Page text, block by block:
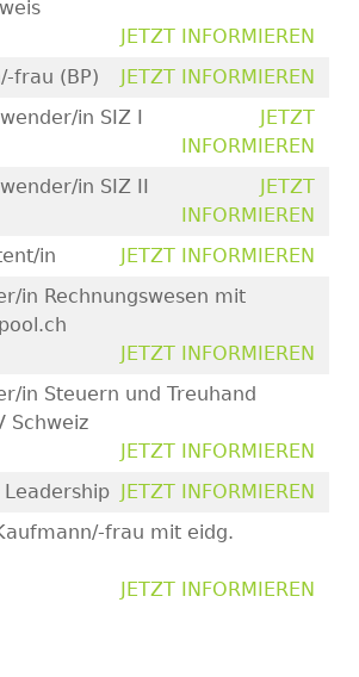
JETZT INFORMIEREN
frau (BP)
JETZT INFORMIEREN
in SIZ I
JETZT
INFORMIEREN
in SIZ II
JETZT
INFORMIEREN
in
JETZT INFORMIEREN
in Rechnungswesen mit
JETZT INFORMIEREN
in Steuern und Treuhand
Schweiz
JETZT INFORMIEREN
JETZT INFORMIEREN
frau mit eidg.
JETZT INFORMIEREN